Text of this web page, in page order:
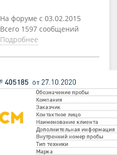
На форуме с 03.02.2015
Всего 1597 сообщений
Подробнее